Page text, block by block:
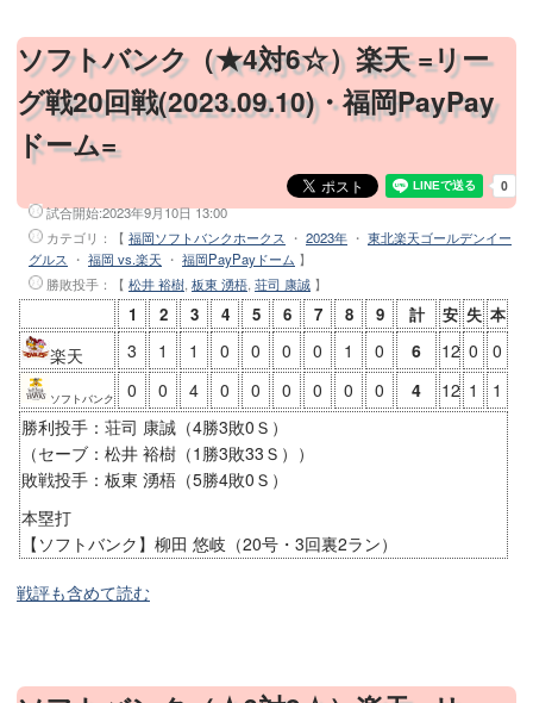
ソフトバンク（★4対6☆）楽天 =リー
グ戦20回戦(2023.09.10)・福岡PayPay
ドーム=
試合開始:2023年9月10日 13:00
カテゴリ：【 福岡ソフトバンクホークス ・ 2023年 ・ 東北楽天ゴールデンイー
グルス ・ 福岡 vs.楽天 ・ 福岡PayPayドーム 】
勝敗投手 ：【 松井 裕樹, 板東 湧梧, 荘司 康誠 】
1 2 3 4 5 6 7 8 9 計 安 失 本
楽天 3 1 1 0 0 0 0 1 0 6 12 0 0
ソフトバンク 0 0 4 0 0 0 0 0 0 4 12 1
1
勝利投手：荘司 康誠（4勝3敗0Ｓ）
（セーブ：松井 裕樹（1勝3敗33Ｓ））
敗戦投手：板東 湧梧（5勝4敗0Ｓ）
本塁打
【ソフトバンク】柳田 悠岐（20号・3回裏2ラン）
戦評も含めて読む